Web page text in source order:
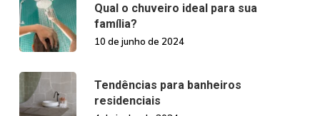
Qual o chuveiro ideal para sua
família?
10 de junho de 2024
Tendências para banheiros
residenciais